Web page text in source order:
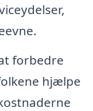
forbedre
hjælpe